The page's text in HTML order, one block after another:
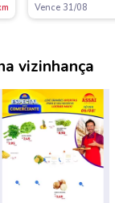
Vence 31/08
vizinhança